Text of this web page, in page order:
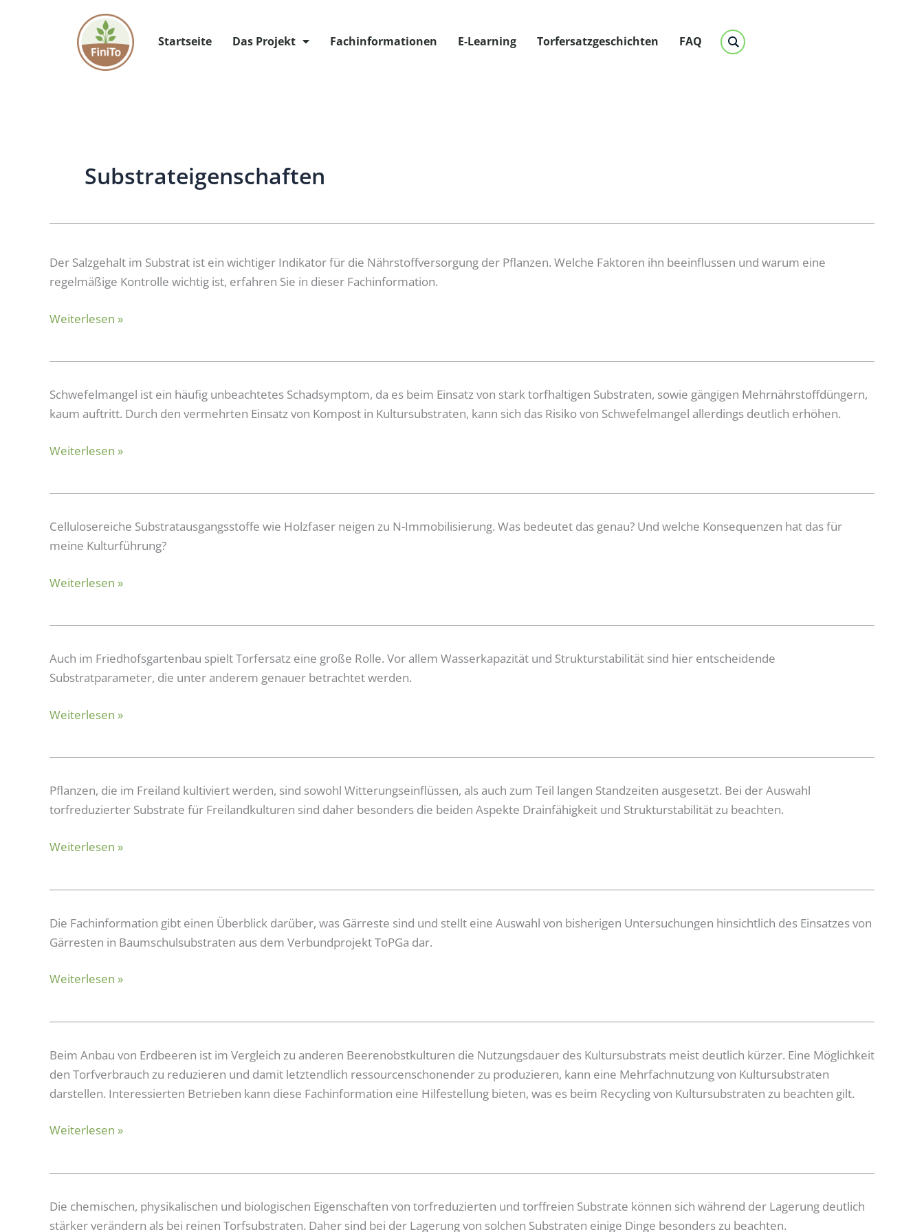
Startseite Das Projekt Fachinformationen E-Learning Torfersatzgeschichten FAQ
Substrateigenschaften
Der Salzgehalt im Substrat ist ein wichtiger Indikator für die Nährstoffversorgung der Pflanzen. Welche Faktoren ihn beeinflussen und warum eine
regelmäßige Kontrolle wichtig ist, erfahren Sie in dieser Fachinformation.
Bedeutung
und
des
im
Weiterlesen »
Schwefelmangel ist ein häufig unbeachtetes Schadsymptom, da es beim Einsatz von stark torfhaltigen Substraten, sowie gängigen Mehrnährstoffdüngern,
kaum auftritt. Durch den vermehrten Einsatz von Kompost in Kultursubstraten, kann sich das Risiko von Schwefelmangel allerdings deutlich erhöhen.
Schwefelmangel
beim
komposthaltiger
Weiterlesen »
Cellulosereiche Substratausgangsstoffe wie Holzfaser neigen zu N-Immobilisierung. Was bedeutet das genau? Und welche Konsequenzen hat das für
meine Kulturführung?
N-
Immobilisierung
Einsatz
Substratausgangsstoffe
Weiterlesen »
Auch im Friedhofsgartenbau spielt Torfersatz eine große Rolle. Vor allem Wasserkapazität und Strukturstabilität sind hier entscheidende
Substratparameter, die unter anderem genauer betrachtet werden.
Torfreduktion
im
Weiterlesen »
Pflanzen, die im Freiland kultiviert werden, sind sowohl Witterungseinflüssen, als auch zum Teil langen Standzeiten ausgesetzt. Bei der Auswahl
torfreduzierter Substrate für Freilandkulturen sind daher besonders die beiden Aspekte Drainfähigkeit und Strukturstabilität zu beachten.
Drainfähigkeit
und
torfreduzierter
für
Weiterlesen »
Die Fachinformation gibt einen Überblick darüber, was Gärreste sind und stellt eine Auswahl von bisherigen Untersuchungen hinsichtlich des Einsatzes von
Gärresten in Baumschulsubstraten aus dem Verbundprojekt ToPGa dar.
Gärreste
als
Substratausgangsstoff
Baumschulsubstraten
Weiterlesen »
Beim Anbau von Erdbeeren ist im Vergleich zu anderen Beerenobstkulturen die Nutzungsdauer des Kultursubstrats meist deutlich kürzer. Eine Möglichkeit
den Torfverbrauch zu reduzieren und damit letztendlich ressourcenschonender zu produzieren, kann eine Mehrfachnutzung von Kultursubstraten
darstellen. Interessierten Betrieben kann diese Fachinformation eine Hilfestellung bieten, was es beim Recycling von Kultursubstraten zu beachten gilt.
Mehrfachnutzung
von
Kultursubstraten
Erdbeeren
Weiterlesen »
Die chemischen, physikalischen und biologischen Eigenschaften von torfreduzierten und torffreien Substrate können sich während der Lagerung deutlich
stärker verändern als bei reinen Torfsubstraten. Daher sind bei der Lagerung von solchen Substraten einige Dinge besonders zu beachten.
Substratlagerung
im